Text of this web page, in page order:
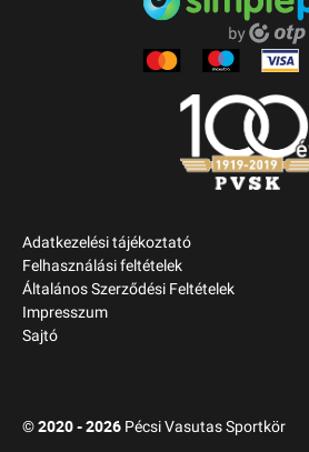
Adatkezelési tájékoztató
Felhasználási feltételek
Általános Szerződési Feltételek
Impresszum
Sajtó
©2020 - 2026 Pécsi Vasutas Sportkör